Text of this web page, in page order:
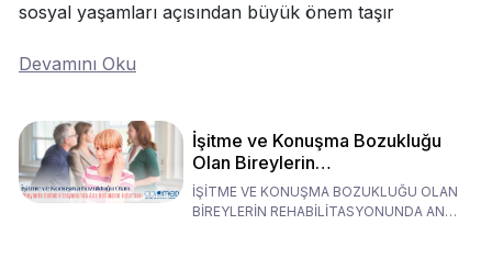
sosyal yaşamları açısından büyük önem taşır
Devamını Oku
İşitme ve Konuşma Bozukluğu
Olan Bireylerin
Rehabilitasyonunda Ana
Babaların Tutumları
İŞİTME VE KONUŞMA BOZUKLUĞU OLAN
BİREYLERİN REHABİLİTASYONUNDA ANA